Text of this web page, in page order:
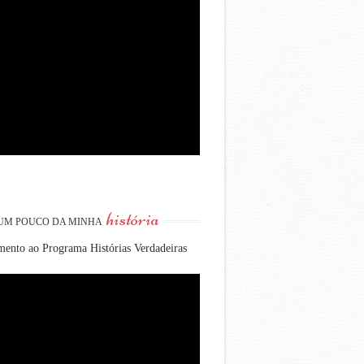
POUCO DA MINHA história
ao Programa Histórias Verdadeiras